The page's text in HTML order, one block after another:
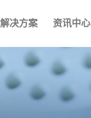
解决方案 资讯中心